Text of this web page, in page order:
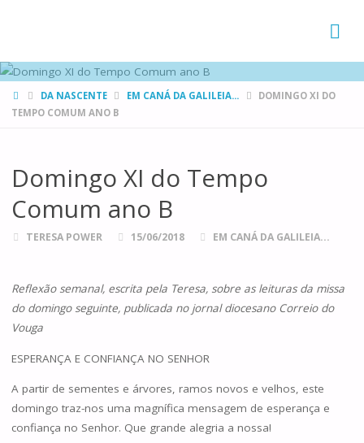
HOMEDA NASCENTE EM CANÁ DA GALILEIA...
DOMINGO XI DO
TEMPO COMUM ANO B
Domingo XI do Tempo
Comum ano B
TERESA POWER 15/06/2018 EM CANÁ DA GALILEIA...
Reflexão semanal, escrita pela Teresa, sobre as leituras da missa
do domingo seguinte, publicada no jornal diocesano Correio do
Vouga
ESPERANÇA E CONFIANÇA NO SENHOR
A partir de sementes e árvores, ramos novos e velhos, este
domingo traz-nos uma magnífica mensagem de esperança e
confiança no Senhor. Que grande alegria a nossa!